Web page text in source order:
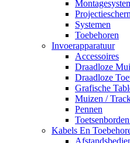
Systemen
Toebehoren
Invoerapparatuur
Accessoires
Draadloze
Draadloze
Grafische
Muizen /
Pennen
Kabels En